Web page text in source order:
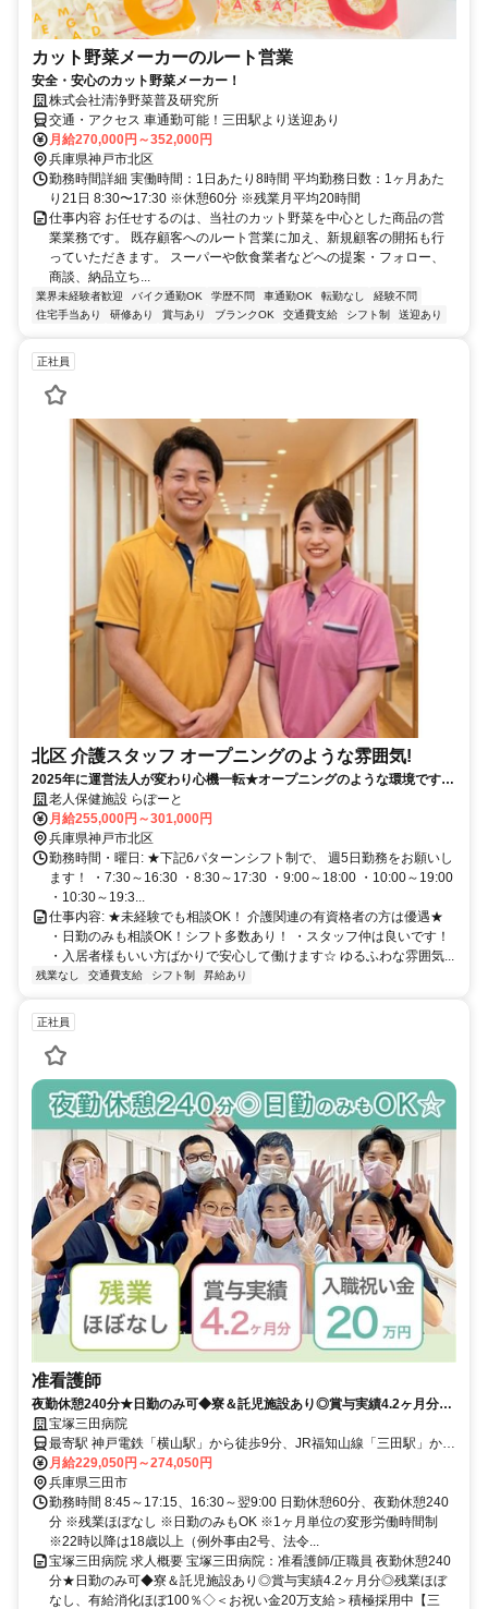
カット野菜メーカーのルート営業
安全・安心のカット野菜メーカー！
株式会社清浄野菜普及研究所
交通・アクセス 車通勤可能！三田駅より送迎あり
月給270,000円～352,000円
兵庫県神戸市北区
勤務時間詳細 実働時間：1日あたり8時間 平均勤務日数：1ヶ月あた
り21日 8:30〜17:30 ※休憩60分 ※残業月平均20時間
仕事内容 お任せするのは、当社のカット野菜を中心とした商品の営
業業務です。 既存顧客へのルート営業に加え、新規顧客の開拓も行
っていただきます。 スーパーや飲食業者などへの提案・フォロー、
商談、納品立ち...
業界未経験者歓迎 バイク通勤OK 学歴不問 車通勤OK 転勤なし
経験不問
住宅手当あり
研修あり 賞与あり ブランクOK 交通費支給 シフト制 送迎あり
正社員
北区 介護スタッフ オープニングのような雰囲気!
2025年に運営法人が変わり心機一転★オープニングのような環境です★
資格なしチャレンジ歓迎♪
老人保健施設 らぽーと
月給255,000円～301,000円
兵庫県神戸市北区
勤務時間・曜日: ★下記6パターンシフト制で、 週5日勤務をお願いし
ます！ ・7:30～16:30 ・8:30～17:30 ・9:00～18:00 ・10:00～19:00
・10:30～19:3...
仕事内容: ★未経験でも相談OK！ 介護関連の有資格者の方は優遇★
・日勤のみも相談OK！シフト多数あり！ ・スタッフ仲は良いです！
・入居者様もいい方ばかりで安心して働けます☆ ゆるふわな雰囲気...
残業なし 交通費支給 シフト制 昇給あり
正社員
准看護師
夜勤休憩240分★日勤のみ可◆寮＆託児施設あり◎賞与実績4.2ヶ月分◎
残業ほぼなし、有給消化ほぼ100％◇＜お祝い金20万支給＞積極採用中
【三田市、横山駅、病院/病棟/デイ・ナイト・ケア、准看護師、正職員】
宝塚三田病院
最寄駅 神戸電鉄「横山駅」から徒歩9分、JR福知山線「三田駅」から
送迎バス10分
月給229,050円～274,050円
兵庫県三田市
勤務時間 8:45～17:15、16:30～翌9:00 日勤休憩60分、夜勤休憩240
分 ※残業ほぼなし ※日勤のみもOK ※1ヶ月単位の変形労働時間制
※22時以降は18歳以上（例外事由2号、法令...
宝塚三田病院 求人概要 宝塚三田病院：准看護師/正職員 夜勤休憩240
分★日勤のみ可◆寮＆託児施設あり◎賞与実績4.2ヶ月分◎残業ほぼ
なし、有給消化ほぼ100％◇＜お祝い金20万支給＞積極採用中【三